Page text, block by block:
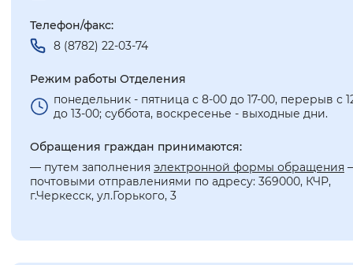
Телефон/факс:
8 (8782) 22-03-74
Режим работы Отделения
понедельник - пятница с 8-00 до 17-00, перерыв с
до 13-00; суббота, воскресенье - выходные дни.
Обращения граждан принимаются:
— путем заполнения электронной формы обращения
почтовыми отправлениями по адресу: 369000, КЧР,
г.Черкесск, ул.Горького, 3